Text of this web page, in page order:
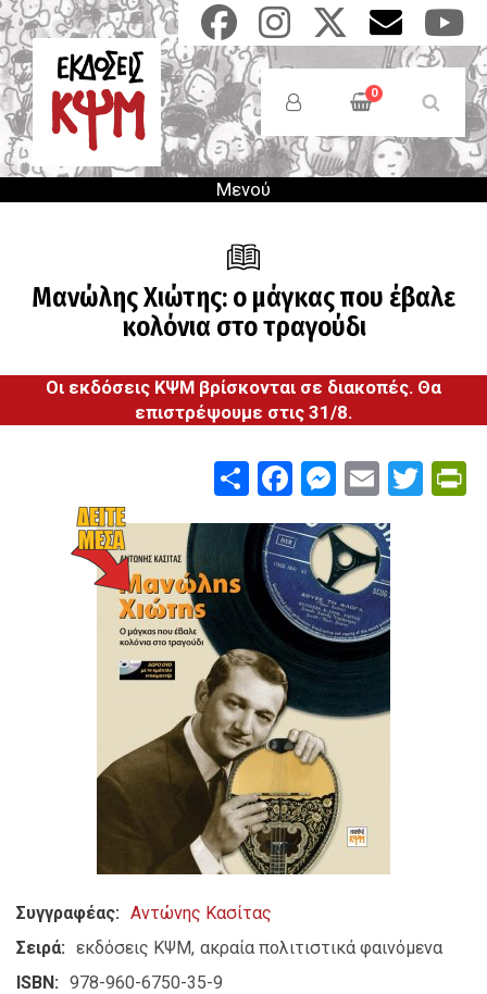
Παράκαμψη
προς
το
κυρίως
περιεχόμενο
Anonymous
Users
Menu
0
Μενού
Μανώλης Χιώτης: ο μάγκας που έβαλε
κολόνια στο τραγούδι
Οι εκδόσεις ΚΨΜ βρίσκονται σε διακοπές. Θα
επιστρέψουμε στις 31/8.
ShareFacebook
Email
Συγγραφέας
Αντώνης Κασίτας
Σειρά
εκδόσεις ΚΨΜ ακραία πολιτιστικά φαινόμενα
ISBN
978-960-6750-35-9